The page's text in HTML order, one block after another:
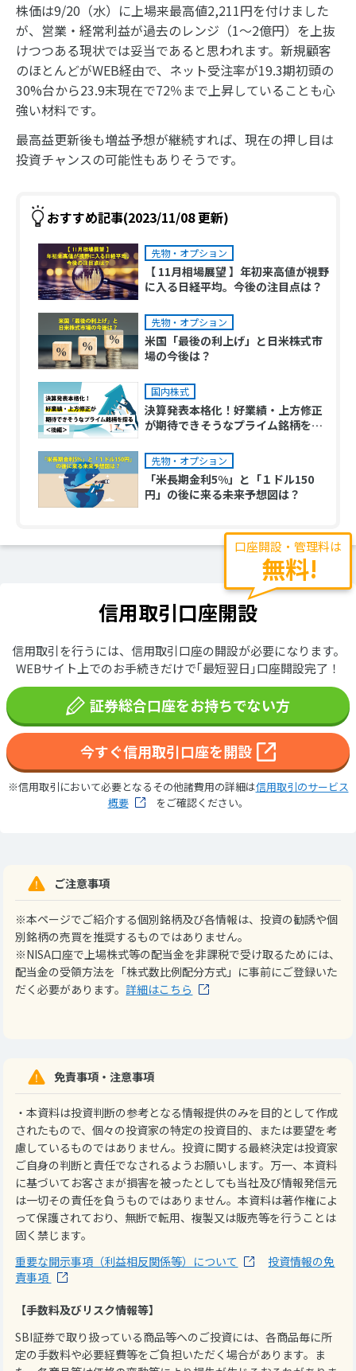
株価は9/20（水）に上場来最高値2,211円を付けました
が、営業・経常利益が過去のレンジ（1～2億円）を上抜
けつつある現状では妥当であると思われます。新規顧客
のほとんどがWEB経由で、ネット受注率が19.3期初頭の
30%台から23.9末現在で72％まで上昇していることも心
強い材料です。
最高益更新後も増益予想が継続すれば、現在の押し目は
投資チャンスの可能性もありそうです。
おすすめ記事(2023/11/08 更新)
先物・オプション
【 11月相場展望 】年初来高値が視野
に入る日経平均。今後の注目点は？
先物・オプション
米国「最後の利上げ」と日米株式市
場の今後は？
国内株式
決算発表本格化！好業績・上方修正
が期待できそうなプライム銘柄を探
先物・オプション
「米長期金利5%」と「１ドル150
円」の後に来る未来予想図は？
口座開設・管理料は
無料!
信用取引口座開設
信用取引を行うには、信用取引口座の開設が必要になります。
WEBサイト上でのお手続きだけで｢最短翌日｣口座開設完了！
証券総合口座をお持ちでない方
今すぐ信用取引口座を開設
※信用取引において必要となるその他諸費用の詳細は信用取引のサービス
概要
をご確認ください。
ご注意事項
※本ページでご紹介する個別銘柄及び各情報は、投資の勧誘や個
別銘柄の売買を推奨するものではありません。
※NISA口座で上場株式等の配当金を非課税で受け取るためには、
配当金の受領方法を「株式数比例配分方式」に事前にご登録いた
だく必要があります。詳細はこちら
免責事項・注意事項
・本資料は投資判断の参考となる情報提供のみを目的として作成
されたもので、個々の投資家の特定の投資目的、または要望を考
慮しているものではありません。投資に関する最終決定は投資家
ご自身の判断と責任でなされるようお願いします。万一、本資料
に基づいてお客さまが損害を被ったとしても当社及び情報発信元
は一切その責任を負うものではありません。本資料は著作権によ
って保護されており、無断で転用、複製又は販売等を行うことは
固く禁じます。
重要な開示事項（利益相反関係等）について
投資情報の免
責事項
【手数料及びリスク情報等】
SBI証券で取り扱っている商品等へのご投資には、各商品毎に所
定の手数料や必要経費等をご負担いただく場合があります。ま